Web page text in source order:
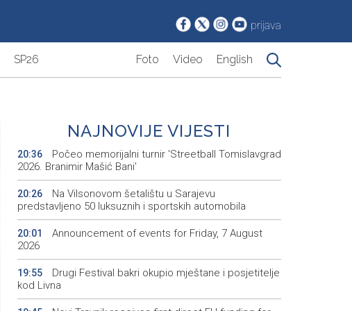
prijava
SP26 Foto Video English
NAJNOVIJE VIJESTI
20:36
Počeo memorijalni turnir 'Streetball Tomislavgrad
2026. Branimir Mašić Bani'
20:26
Na Vilsonovom šetalištu u Sarajevu
predstavljeno 50 luksuznih i sportskih automobila
20:01
Announcement of events for Friday, 7 August
2026
19:55
Drugi Festival bakri okupio mještane i posjetitelje
kod Livna